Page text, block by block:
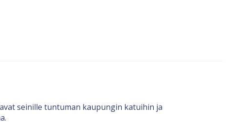
seinille tuntuman kaupungin katuihin ja